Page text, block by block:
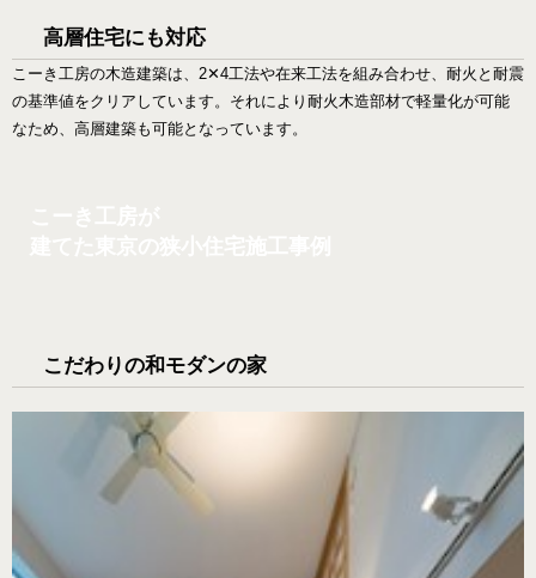
高層住宅にも対応
こーき工房の木造建築は、2✕4工法や在来工法を組み合わせ、耐火と耐震
の基準値をクリアしています。それにより耐火木造部材で軽量化が可能
なため、高層建築も可能となっています。
こだわりの和モダンの家